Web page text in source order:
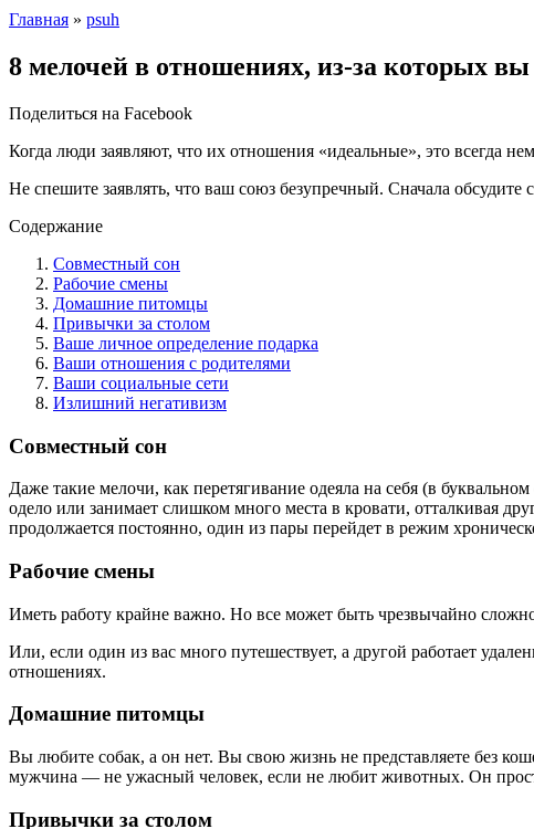
Главная » psuh
8 мелочей в отношениях, из-за которых
Поделиться на Facebook
Когда люди заявляют, что их отношения «идеальные», это всегда
Не спешите заявлять, что ваш союз безупречный. Сначала
Содержание
Совместный сон
Рабочие смены
Домашние питомцы
Привычки за столом
Ваше личное определение подарка
Ваши отношения с родителями
Ваши социальные сети
Излишний негативизм
Совместный сон
Даже такие мелочи, как перетягивание одеяла на себя (в
одело или занимает слишком много места в кровати, отталкивая
продолжается постоянно, один из пары перейдет в режим
Рабочие смены
Иметь работу крайне важно. Но все может быть чрезвычайно
Или, если один из вас много путешествует, а другой работает
отношениях.
Домашние питомцы
Вы любите собак, а он нет. Вы свою жизнь не представляете без
мужчина — не ужасный человек, если не любит животных. Он
Привычки за столом